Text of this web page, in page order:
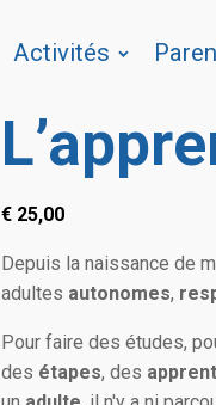
Activités
€ 25,00
Depuis la naissance de
adultes autonomes,
Pour faire des études,
des étapes, des